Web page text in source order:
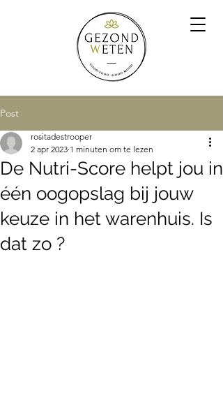
Post
De Nutri-Score helpt jou in
één oogopslag bij jouw
keuze in het warenhuis. Is
dat zo ?
rositadestrooper
2 apr 2023 1 minuten om te lezen